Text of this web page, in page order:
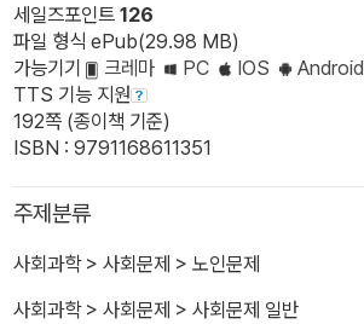
세일즈포인트 126
파일 형식 ePub(29.98 MB)
가능기기
크레마 PC IOS
Android
TTS 기능 지원
192쪽 (종이책 기준)
ISBN : 9791168611351
주제분류
사회과학> 사회문제 > 노인문제
사회과학> 사회문제 > 사회문제 일반